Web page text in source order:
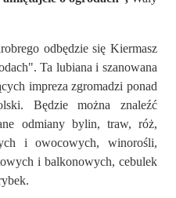
odbędzie się Kiermasz
Ta lubiana i szanowana
impreza zgromadzi ponad
Będzie można znaleźć
odmiany bylin, traw, róż,
i owocowych, winorośli,
i balkonowych, cebulek